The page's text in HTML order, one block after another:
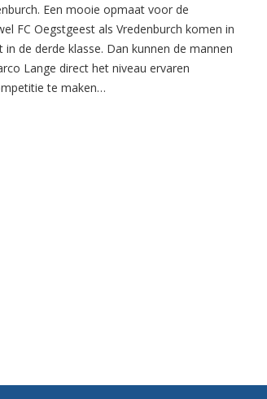
Een mooie opmaat voor de
FC Oegstgeest als Vredenburch komen in
de derde klasse. Dan kunnen de mannen
Lange direct het niveau ervaren
te maken…